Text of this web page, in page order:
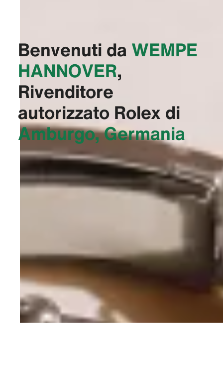
Benvenuti da ‭WEMPE
HANNOVER‬,
Rivenditore
autorizzato Rolex di
Amburgo, Germania